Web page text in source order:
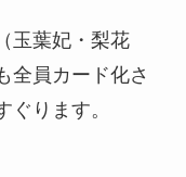
（玉葉妃・梨花
全員カード化さ
ります。